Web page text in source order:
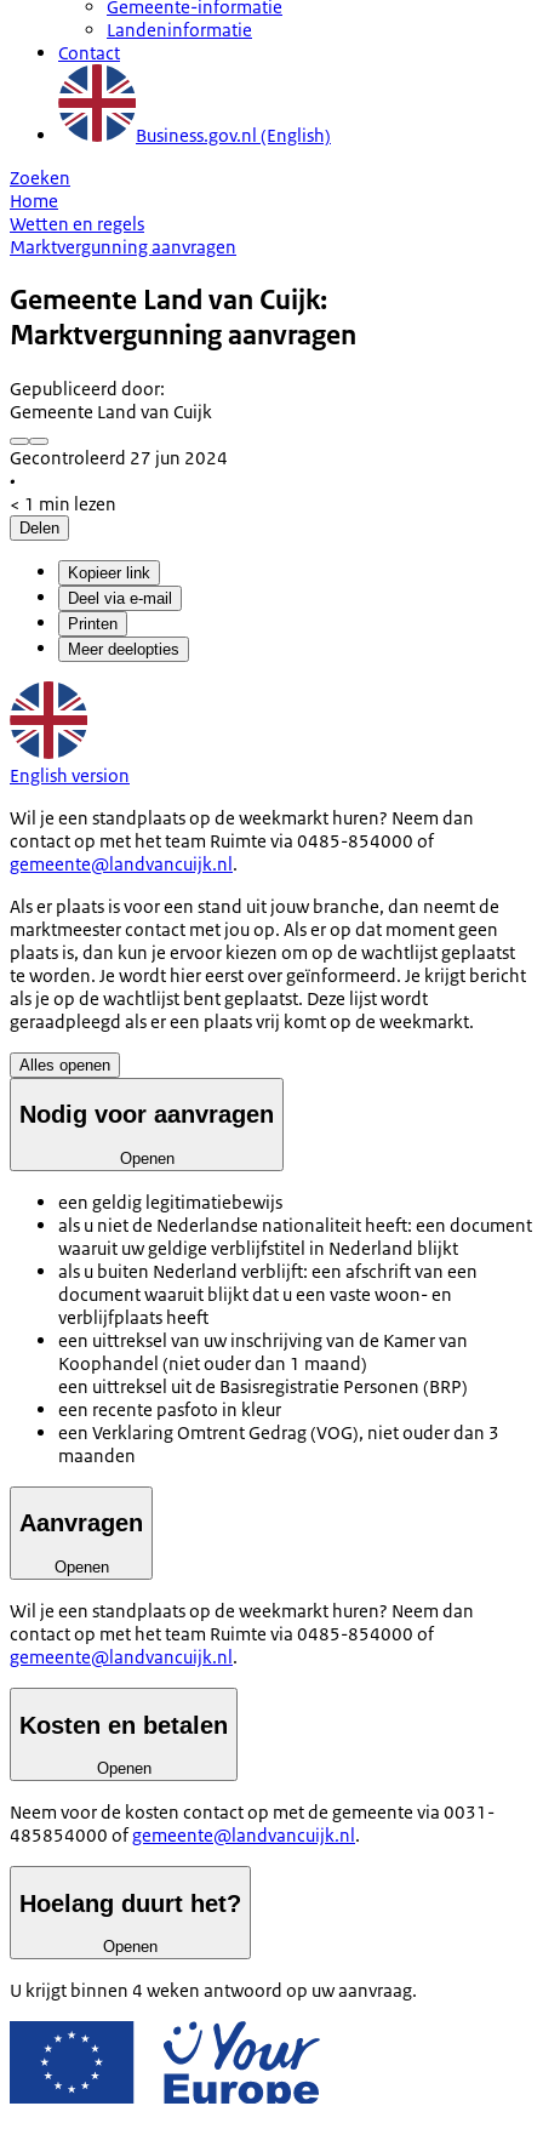
Gemeente-informatie
Landeninformatie
Contact
Business.gov.nl (English)
Zoeken
Home
Wetten en regels
Marktvergunning aanvragen
Gemeente Land van Cuijk:
Marktvergunning aanvragen
Gepubliceerd door:
Gemeente Land van Cuijk
Gecontroleerd 27 jun 2024
•
< 1 min lezen
Delen
Kopieer link
Deel via e-mail
Printen
Meer deelopties
English version
Wil je een standplaats op de weekmarkt huren? Neem dan
contact op met het team Ruimte via 0485-854000 of
gemeente@landvancuijk.nl.
Als er plaats is voor een stand uit jouw branche, dan neemt de
marktmeester contact met jou op. Als er op dat moment geen
plaats is, dan kun je ervoor kiezen om op de wachtlijst geplaatst
te worden. Je wordt hier eerst over geïnformeerd. Je krijgt bericht
als je op de wachtlijst bent geplaatst. Deze lijst wordt
geraadpleegd als er een plaats vrij komt op de weekmarkt.
Alles openen
Nodig voor aanvragen
Openen
een geldig legitimatiebewijs
als u niet de Nederlandse nationaliteit heeft: een document
waaruit uw geldige verblijfstitel in Nederland blijkt
als u buiten Nederland verblijft: een afschrift van een
document waaruit blijkt dat u een vaste woon- en
verblijfplaats heeft
een uittreksel van uw inschrijving van de Kamer van
Koophandel (niet ouder dan 1 maand)
een uittreksel uit de Basisregistratie Personen (BRP)
een recente pasfoto in kleur
een Verklaring Omtrent Gedrag (VOG), niet ouder dan 3
maanden
Aanvragen
Openen
Wil je een standplaats op de weekmarkt huren? Neem dan
contact op met het team Ruimte via 0485-854000 of
gemeente@landvancuijk.nl.
Kosten en betalen
Openen
Neem voor de kosten contact op met de gemeente via 0031-
485854000 ofgemeente@landvancuijk.nl .
Hoelang duurt het?
Openen
U krijgt binnen 4 weken antwoord op uw aanvraag.